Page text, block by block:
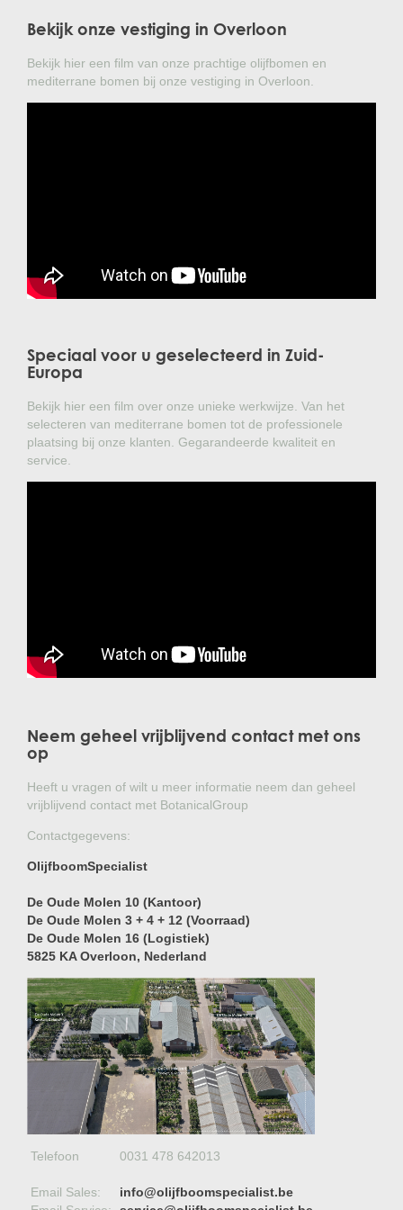
Bekijk onze vestiging in Overloon
Bekijk hier een film van onze prachtige olijfbomen en
mediterrane bomen bij onze vestiging in Overloon.
Speciaal voor u geselecteerd in Zuid-
Europa
Bekijk hier een film over onze unieke werkwijze. Van het
selecteren van mediterrane bomen tot de professionele
plaatsing bij onze klanten. Gegarandeerde kwaliteit en
service.
Neem geheel vrijblijvend contact met ons
op
Heeft u vragen of wilt u meer informatie neem dan geheel
vrijblijvend contact met BotanicalGroup
Contactgegevens:
OlijfboomSpecialist
De Oude Molen 10 (Kantoor)
De Oude Molen 3 + 4 + 12 (Voorraad)
De Oude Molen 16 (Logistiek)
5825 KA Overloon, Nederland
Telefoon 0031 478 642013
Email Sales:
info@olijfboomspecialist.be